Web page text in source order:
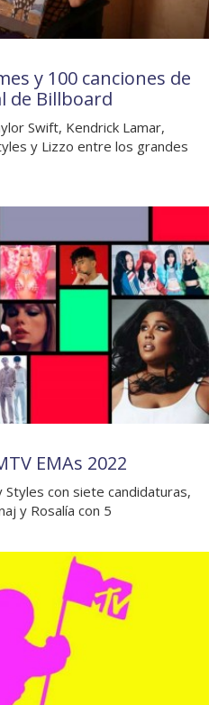
y 100 canciones de
de Billboard
Swift, Kendrick Lamar,
y Lizzo entre los grandes
EMAs 2022
con siete candidaturas,
y Rosalía con 5